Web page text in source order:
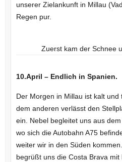
unserer Zielankunft in Millau
Regen pur.
Zuerst kam der Schnee
10.April – Endlich in Spanien.
Der Morgen in Millau ist kalt und
dem anderen verlässt den
ein. Nebel begleitet uns aus
wo sich die Autobahn A75
weiter wir in den Süden
begrüßt uns die Costa Brava